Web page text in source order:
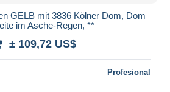
GELB mit 3836 Kölner Dom, Dom
im Asche-Regen, **
± 109,72 US$
Profesional